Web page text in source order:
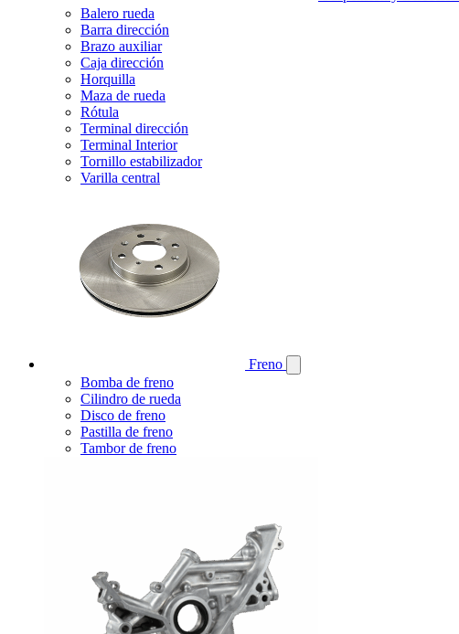
Balero rueda
Barra dirección
Brazo auxiliar
Caja dirección
Horquilla
Maza de rueda
Rótula
Terminal dirección
Terminal Interior
Tornillo estabilizador
Varilla central
Freno
Bomba de freno
Cilindro de rueda
Disco de freno
Pastilla de freno
Tambor de freno